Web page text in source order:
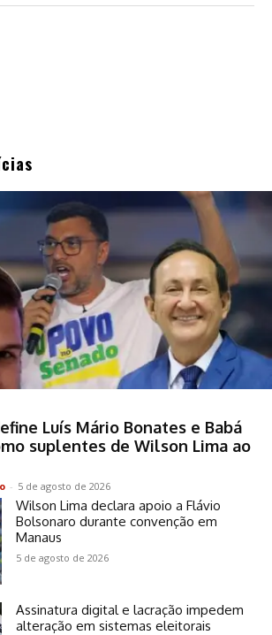
Luís Mário Bonates e Babá
suplentes de Wilson Lima ao
- 5 de agosto de 2026
Wilson Lima declara apoio a Flávio
Bolsonaro durante convenção em
Manaus
5 de agosto de 2026
Assinatura digital e lacração impedem
alteração em sistemas eleitorais